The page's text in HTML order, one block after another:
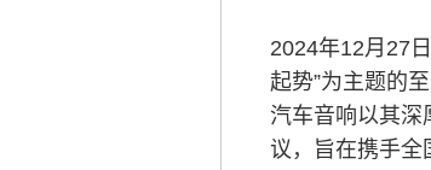
2024年12月27
起势”为主题的
汽车音响以其深
议，旨在携手全